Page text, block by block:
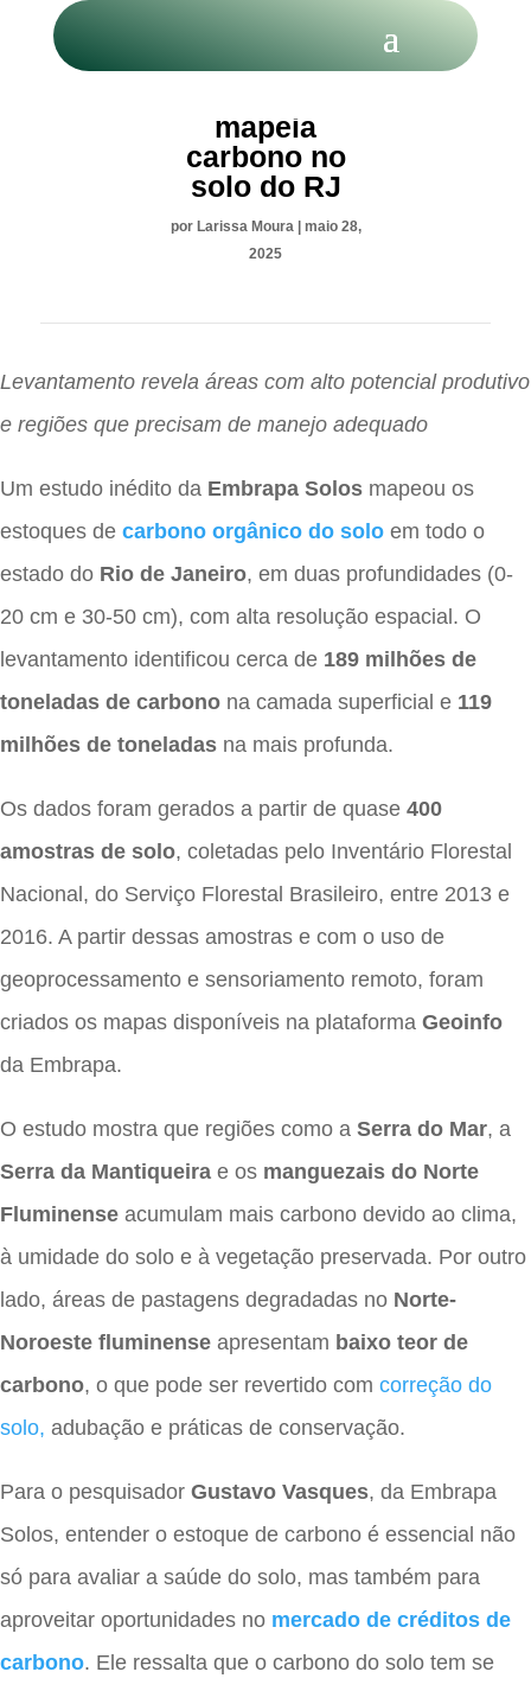
mapeia
carbono no
solo do RJ
por Larissa Moura| maio 28,
2025
Levantamento revela áreas com alto potencial produtivo
e regiões que precisam de manejo adequado
Um estudo inédito da Embrapa Solos mapeou os
estoques de carbono orgânico do solo em todo o
estado do Rio de Janeiro, em duas profundidades (0-
20 cm e 30-50 cm), com alta resolução espacial. O
levantamento identificou cerca de 189 milhões de
toneladas de carbono na camada superficial e 119
milhões de toneladas na mais profunda.
Os dados foram gerados a partir de quase 400
amostras de solo, coletadas pelo Inventário Florestal
Nacional, do Serviço Florestal Brasileiro, entre 2013 e
2016. A partir dessas amostras e com o uso de
geoprocessamento e sensoriamento remoto, foram
criados os mapas disponíveis na plataforma Geoinfo
da Embrapa.
O estudo mostra que regiões como a Serra do Mar, a
Serra da Mantiqueira e os manguezais do Norte
Fluminense acumulam mais carbono devido ao clima,
à umidade do solo e à vegetação preservada. Por outro
lado, áreas de pastagens degradadas no Norte-
Noroeste fluminense apresentam baixo teor de
carbono, o que pode ser revertido com correção do
solo, adubação e práticas de conservação.
Para o pesquisador Gustavo Vasques, da Embrapa
Solos, entender o estoque de carbono é essencial não
só para avaliar a saúde do solo, mas também para
aproveitar oportunidades no mercado de créditos de
carbono. Ele ressalta que o carbono do solo tem se